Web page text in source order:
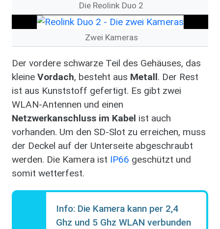
Die Reolink Duo 2
Zwei Kameras
Der vordere schwarze Teil des Gehäuses, das
kleine Vordach, besteht aus Metall. Der Rest
ist aus Kunststoff gefertigt. Es gibt zwei
WLAN-Antennen und einen
Netzwerkanschluss im Kabel ist auch
vorhanden. Um den SD-Slot zu erreichen, muss
der Deckel auf der Unterseite abgeschraubt
werden. Die Kamera ist IP66 geschützt und
somit wetterfest.
Info: Die Kamera kann per 2,4
Ghz und 5 Ghz WLAN verbunden